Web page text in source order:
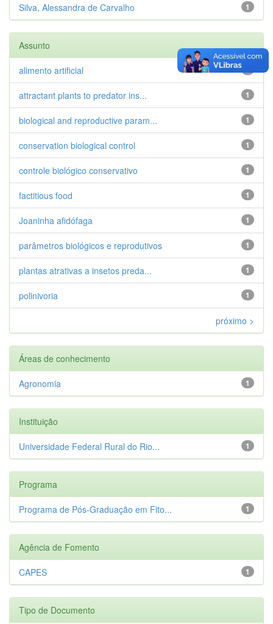
1
Silva, Alessandra de Carvalho
Assunto
alimento artificial
1
attractant plants to predator ins...
1
biological and reproductive param...
1
conservation biological control
1
controle biológico conservativo
1
factitious food
1
Joaninha afidófaga
1
parâmetros biológicos e reprodutivos
1
plantas atrativas a insetos preda...
1
polinivoria
próximo >
Áreas de conhecimento
1
Agronomia
Instituição
1
Universidade Federal Rural do Rio...
Programa
1
Programa de Pós-Graduação em Fito...
Agência de Fomento
1
CAPES
Tipo de Documento